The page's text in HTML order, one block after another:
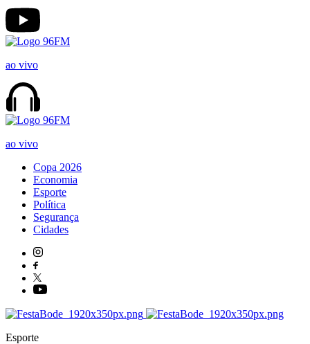
ao vivo
ao vivo
Copa 2026
Economia
Esporte
Política
Segurança
Cidades
Esporte